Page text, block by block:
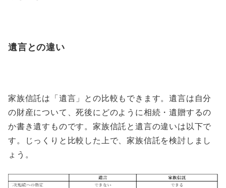
遺言との違い
家族信託は「遺言」との比較もできます。遺言は自分
の財産について、死後にどのように相続・遺贈するの
か書き遺すものです。家族信託と遺言の違いは以下で
す。じっくりと比較した上で、家族信託を検討しまし
ょう。